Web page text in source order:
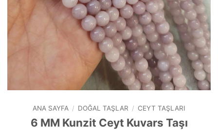
ANA SAYFA / DOĞAL TAŞLAR / CEYT TAŞLARI
6 MM Kunzit Ceyt Kuvars Taşı